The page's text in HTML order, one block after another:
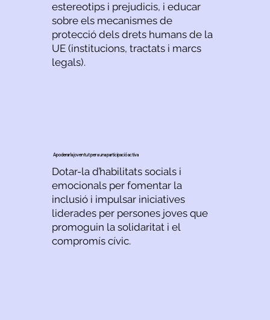
estereotips i prejudicis, i educar
sobre els mecanismes de
protecció dels drets humans de la
UE (institucions, tractats i marcs
legals).
Apoderar la joventut per a una participació activa
Dotar-la d’habilitats socials i
emocionals per fomentar la
inclusió i impulsar iniciatives
liderades per persones joves que
promoguin la solidaritat i el
compromís cívic.